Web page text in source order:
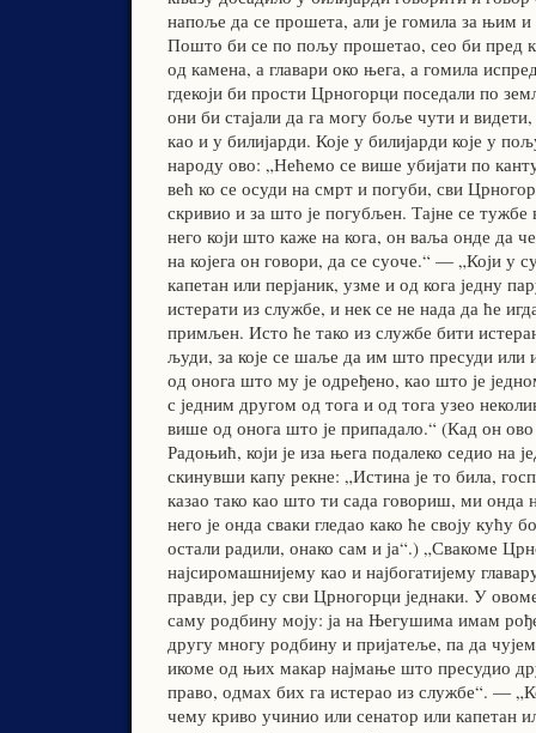
напоље да се прошета, али је гомила за њим и
Пошто би се по пољу прошетао, сео би пред
од камена, а главари око њега, а гомила
гдекоји би прости Црногорци поседали по
они би стајали да га могу боље чути и
као и у билијарди. Које у билијарди које у
народу ово: „Нећемо се више убијати по
већ ко се осуди на смрт и погуби, сви
скривио и за што је погубљен. Тајне се
него који што каже на кога, он ваља онде да
на којега он говори, да се суоче.“ — „Који у
капетан или перјаник, узме и од кога једну
истерати из службе, и нек се не нада да ће
примљен. Исто ће тако из службе бити
људи, за које се шаље да им што пресуди или
од онога што му је одређено, као што је
с једним другом од тога и од тога узео
више од онога што је припадало.“ (Кад он
Радоњић, који је иза њега подалеко седио на
скинувши капу рекне: „Истина је то била,
казао тако као што ти сада говориш, ми онда
него је онда сваки гледао како ће своју кућу
остали радили, онако сам и ја“.) „Свакоме
најсиромашнијему као и најбогатијему
правди, јер су сви Црногорци једнаки. У
саму родбину моју: ја на Његушима имам
другу многу родбину и пријатеље, па да
икоме од њих макар најмање што пресудио
право, одмах бих га истерао из службе“. —
чему криво учинио или сенатор или капетан